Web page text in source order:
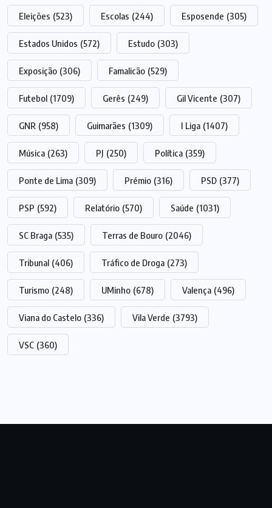
Eleições (523) Escolas (244) Esposende (305)
Estados Unidos (572) Estudo (303)
Exposição (306) Famalicão (529)
Futebol (1709) Gerês (249) Gil Vicente (307)
GNR (958) Guimarães (1309) I Liga (1407)
Música (263) PJ (250) Política (359)
Ponte de Lima (309) Prémio (316) PSD (377)
PSP (592) Relatório (570) Saúde (1031)
SC Braga (535) Terras de Bouro (2046)
Tribunal (406) Tráfico de Droga (273)
Turismo (248) UMinho (678) Valença (496)
Viana do Castelo (336) Vila Verde (3793)
VSC (360)